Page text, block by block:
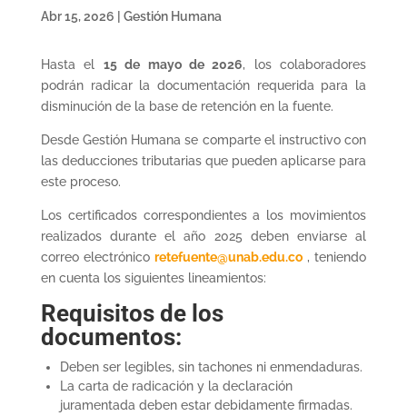
Abr 15, 2026 Gestión Humana
Hasta el 15 de mayo de 2026, los colaboradores
podrán radicar la documentación requerida para la
disminución de la base de retención en la fuente.
Desde Gestión Humana se comparte el instructivo con
las deducciones tributarias que pueden aplicarse para
este proceso.
Los certificados correspondientes a los movimientos
realizados durante el año 2025 deben enviarse al
correo electrónico retefuente@unab.edu.co , teniendo
en cuenta los siguientes lineamientos:
Requisitos de los
documentos:
Deben ser legibles, sin tachones ni enmendaduras.
La carta de radicación y la declaración
juramentada deben estar debidamente firmadas.